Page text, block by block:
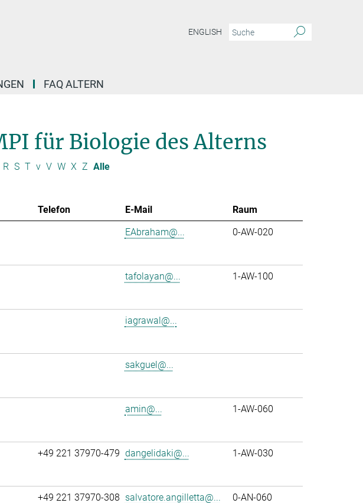
ENGLISH
FAQ ALTERN
für Biologie des Alterns
R S T v V W X Z Alle
Telefon E-Mail
Raum
EAbraham@... 0-AW-020
tafolayan@... 1-AW-100
iagrawal@...
sakguel@...
amin@... 1-AW-060
+49 221 37970-479 dangelidaki@... 1-AW-030
+49 221 37970-308 salvatore.angilletta@... 0-AN-060